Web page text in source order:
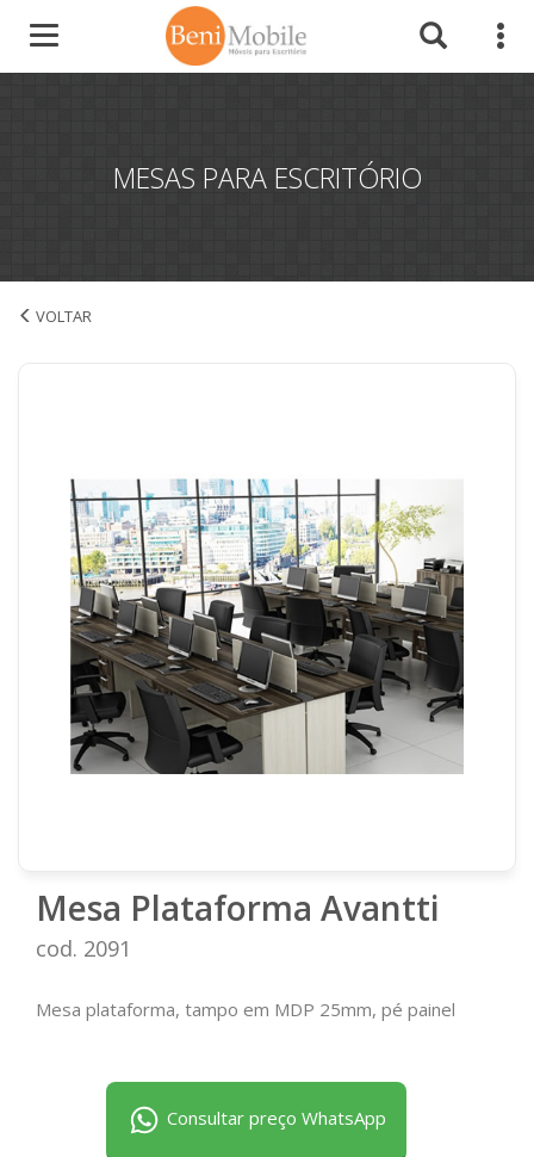
MESAS PARA ESCRITÓRIO
Mesas para Escritório
Mesa Plataforma Avantti
cod. 2091
Mesa plataforma, tampo em MDP 25mm, pé painel
Consultar preço WhatsApp